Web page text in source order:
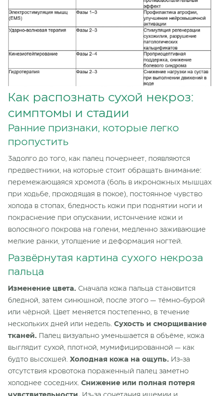
Как распознать сухой некроз:
симптомы и стадии
Ранние признаки, которые легко
пропустить
Задолго до того, как палец почернеет, появляются
предвестники, на которые стоит обращать внимание:
перемежающаяся хромота (боль в икроножных мышцах
при ходьбе, проходящая в покое), постоянное чувство
холода в стопах, бледность кожи при поднятии ноги и
покраснение при опускании, истончение кожи и
волосяного покрова на голени, медленно заживающие
мелкие ранки, утолщение и деформация ногтей.
Развёрнутая картина сухого некроза
пальца
Изменение цвета. Сначала кожа пальца становится
бледной, затем синюшной, после этого — тёмно-бурой
или чёрной. Цвет меняется постепенно, в течение
нескольких дней или недель. Сухость и сморщивание
тканей. Палец визуально уменьшается в объёме, кожа
выглядит сухой, плотной, мумифицированной — как
будто высохшей. Холодная кожа на ощупь. Из-за
отсутствия кровотока пораженный палец заметно
холоднее соседних. Снижение или полная потеря